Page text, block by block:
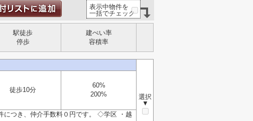
表示中物件を
一括でチェック
駅徒歩
停歩
建ぺい率
容積率
選択
▼
徒歩10分
60%
200%
つき、仲介手数料０円です。 ◇学区 ・越